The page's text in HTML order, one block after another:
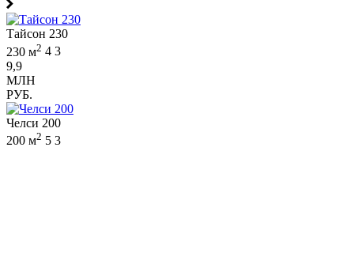
Тайсон 230
230 м2 4 3
9,9
МЛН
РУБ.
Челси 200
200 м2 5 3